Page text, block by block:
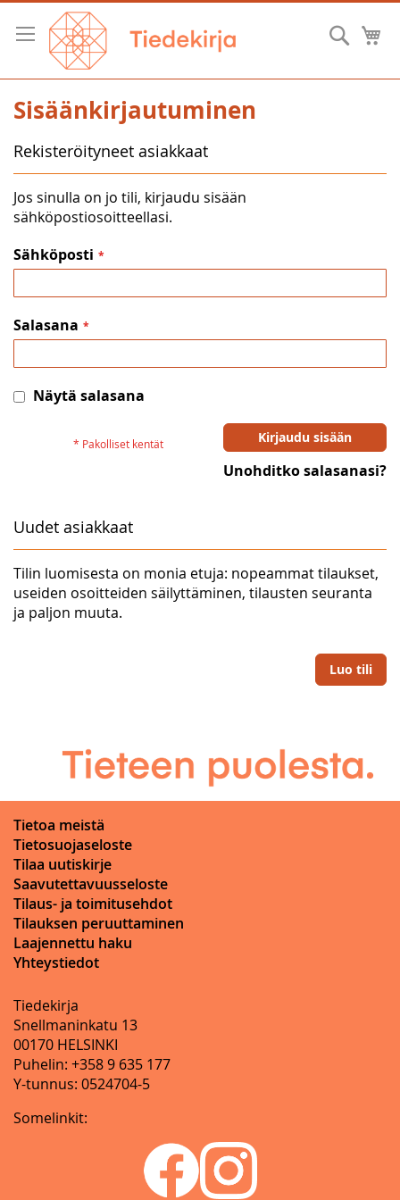
Skip
Content
Hae
Sisäänkirjautuminen
Rekisteröityneet asiakkaat
Jos sinulla on jo tili, kirjaudu sisään
sähköpostiosoitteellasi.
Sähköposti
Salasana
Näytä salasana
Kirjaudu sisään
Unohditko salasanasi?
Uudet asiakkaat
Tilin luomisesta on monia etuja: nopeammat tilaukset,
useiden osoitteiden säilyttäminen, tilausten seuranta
ja paljon muuta.
Luo tili
Tietoa meistä
Tietosuojaseloste
Tilaa uutiskirje
Saavutettavuusseloste
Tilaus- ja toimitusehdot
Tilauksen peruuttaminen
Laajennettu haku
Yhteystiedot
Tiedekirja
Snellmaninkatu 13
00170 HELSINKI
Puhelin: +358 9 635 177
Y-tunnus: 0524704-5
Somelinkit: